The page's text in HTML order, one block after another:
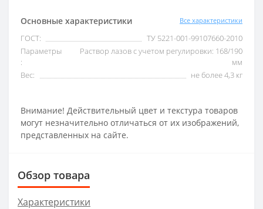
Основные характеристики Все характеристики
ГОСТ:
ТУ 5221-001-99107660-2010
Параметры
:
Раствор лазов с учетом регулировки: 168/190
мм
Вес:
не более 4,3 кг
Внимание! Действительный цвет и текстура товаров
могут незначительно отличаться от их изображений,
представленных на сайте.
Обзор товара
Характеристики